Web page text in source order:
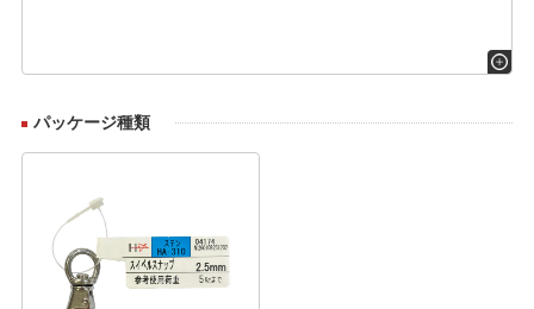
パッケージ種類